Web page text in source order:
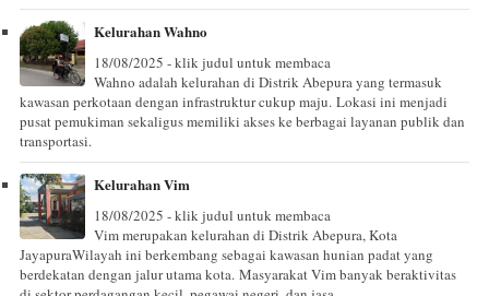
Kelurahan Wahno
18/08/2025 - klik judul untuk membaca
Wahno adalah kelurahan di Distrik Abepura yang termasuk
kawasan perkotaan dengan infrastruktur cukup maju. Lokasi ini menjadi
pusat pemukiman sekaligus memiliki akses ke berbagai layanan publik dan
transportasi.
Kelurahan Vim
18/08/2025 - klik judul untuk membaca
Vim merupakan kelurahan di Distrik Abepura, Kota
JayapuraWilayah ini berkembang sebagai kawasan hunian padat yang
berdekatan dengan jalur utama kota. Masyarakat Vim banyak beraktivitas